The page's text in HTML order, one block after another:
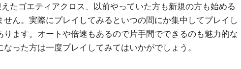
たゴエティアクロス、以前やっていた方も新規の方も始める
ん。実際にプレイしてみるといつの間にか集中してプレイし
ます。オートや倍速もあるので片手間でできるのも魅力的な
った方は一度プレイしてみてはいかがでしょう。